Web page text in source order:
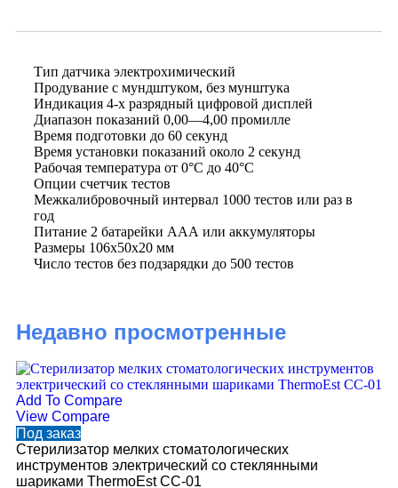
Тип датчика электрохимический
Продувание с мундштуком, без мунштука
Индикация 4-х разрядный цифровой дисплей
Диапазон показаний 0,00—4,00 промилле
Время подготовки до 60 секунд
Время установки показаний около 2 секунд
Рабочая температура от 0°С до 40°С
Опции счетчик тестов
Межкалибровочный интервал 1000 тестов или раз в
год
Питание 2 батарейки ААА или аккумуляторы
Размеры 106х50х20 мм
Число тестов без подзарядки до 500 тестов
Недавно просмотренные
Add To Compare
View Compare
Под заказ
Стерилизатор мелких стоматологических
инструментов электрический со стеклянными
шариками ThermoEst CC-01